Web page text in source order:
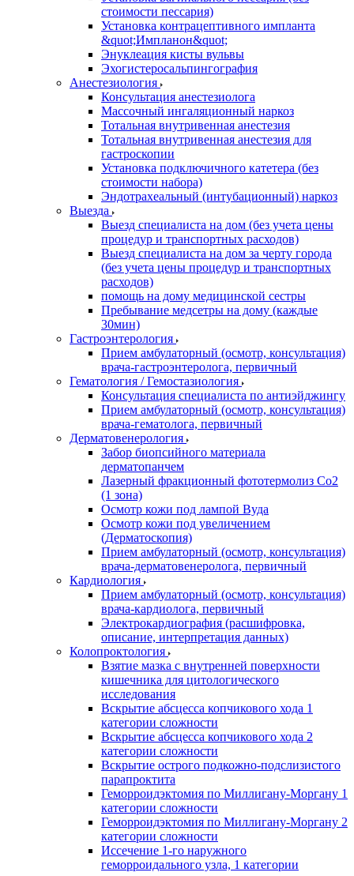
стоимости пессария)
Установка контрацептивного импланта
&quot;Импланон&quot;
Энуклеация кисты вульвы
Эхогистеросальпингография
Анестезиология
Консультация анестезиолога
Массочный ингаляционный наркоз
Тотальная внутривенная анестезия
Тотальная внутривенная анестезия для
гастроскопии
Установка подключичного катетера (без
стоимости набора)
Эндотрахеальный (интубационный) наркоз
Выезда
Выезд специалиста на дом (без учета цены
процедур и транспортных расходов)
Выезд специалиста на дом за черту города
(без учета цены процедур и транспортных
расходов)
помощь на дому медицинской сестры
Пребывание медсетры на дому (каждые
30мин)
Гастроэнтерология
Прием амбулаторный (осмотр, консультация)
врача-гастроэнтеролога, первичный
Гематология / Гемостазиология
Консультация специалиста по антиэйджингу
Прием амбулаторный (осмотр, консультация)
врача-гематолога, первичный
Дерматовенерология
Забор биопсийного материала
дерматопанчем
Лазерный фракционный фототермолиз Со2
(1 зона)
Осмотр кожи под лампой Вуда
Осмотр кожи под увеличением
(Дерматоскопия)
Прием амбулаторный (осмотр, консультация)
врача-дерматовенеролога, первичный
Кардиология
Прием амбулаторный (осмотр, консультация)
врача-кардиолога, первичный
Электрокардиография (расшифровка,
описание, интерпретация данных)
Колопроктология
Взятие мазка с внутренней поверхности
кишечника для цитологического
исследования
Вскрытие абсцесса копчикового хода 1
категории сложности
Вскрытие абсцесса копчикового хода 2
категории сложности
Вскрытие острого подкожно-подслизистого
парапроктита
Геморроидэктомия по Миллигану-Моргану 1
категории сложности
Геморроидэктомия по Миллигану-Моргану 2
категории сложности
Иссечение 1-го наружного
геморроидального узла, 1 категории